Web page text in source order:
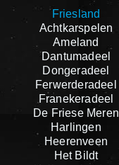
Friesland
Achtkarspelen
Ameland
Dantumadeel
Dongeradeel
Ferwerderadeel
Franekeradeel
De Friese Meren
Harlingen
Heerenveen
Het Bildt